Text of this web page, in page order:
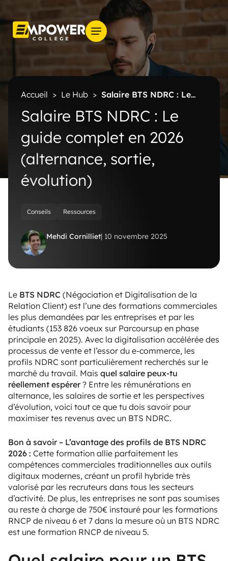
Accueil > Le Hub > Salaire BTS NDRC : Le
évolution)
Salaire BTS NDRC : Le
guide complet en 2026
(alternance, sortie,
évolution)
Conseils Ressources
Mehdi Cornilliet| 10 novembre 2025
Le BTS NDRC (Négociation et Digitalisation de la
Relation Client) est l’une des formations commerciales
les plus demandées par les entreprises et par les
étudiants (153 826 voeux sur Parcoursup en phase
principale en 2025). Avec la digitalisation accélérée des
processus de vente et l’essor du e-commerce, les
profils NDRC sont particulièrement recherchés sur le
marché du travail. Mais quel salaire peux-tu
réellement espérer? Entre les rémunérations en
alternance, les salaires de sortie et les perspectives
d’évolution, voici tout ce que tu dois savoir pour
maximiser tes revenus avec un BTS NDRC.
Bon à savoir – L’avantage des profils de BTS NDRC
2026 : Cette formation allie parfaitement les
compétences commerciales traditionnelles aux outils
digitaux modernes, créant un profil hybride très
valorisé par les recruteurs dans tous les secteurs
d’activité. De plus, les entreprises ne sont pas soumises
au reste à charge de 750€ instauré pour les formations
RNCP de niveau 6 et 7 dans la mesure où un BTS NDRC
est une formation RNCP de niveau 5.